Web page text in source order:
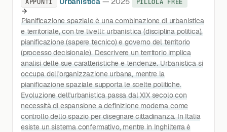
APPUNTI PILLOLA FREE
Pianificazione spaziale è una combinazione di urbanistica
e territoriale, con tre livelli: urbanistica (disciplina politica),
pianificazione (sapere tecnico) e governo del territorio
(processo decisionale). Descrivere un territorio implica
analisi delle sue caratteristiche e tendenze. Urbanistica si
occupa dell'organizzazione urbana, mentre la
pianificazione spaziale supporta le scelte politiche.
Evoluzione dell'urbanistica passa dal XIX secolo con
necessità di espansione a definizione moderna come
controllo dello spazio per disegnare cittadinanza. In Italia
esiste un sistema confermativo, mentre in Inghilterra è